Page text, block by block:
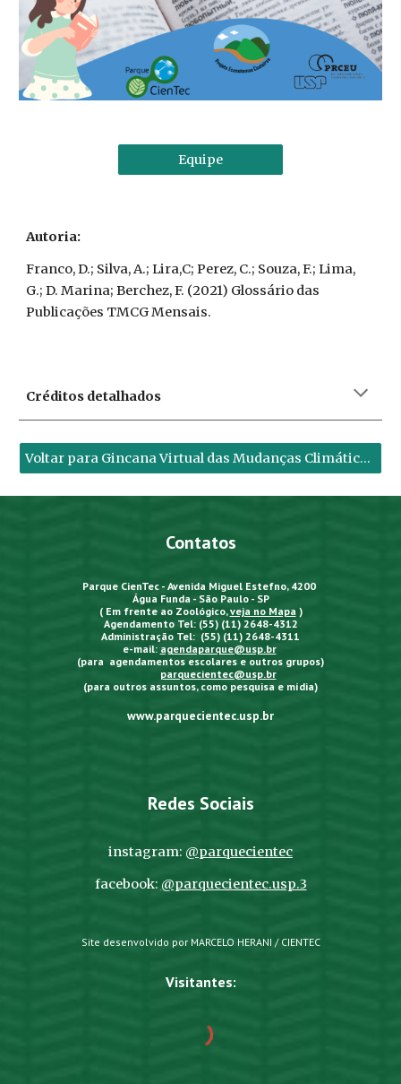
Equipe
Autoria:
Franco, D.; Silva, A.; Lira,C; Perez, C.; Souza, F.; Lima,
G.; D. Marina; Berchez, F. (2021) Glossário das
Publicações TMCG Mensais.
Créditos detalhados
Voltar para Gincana Virtual das Mudanças Climáticas Globais
Contatos
Parque CienTec - Avenida Miguel Estefno, 4200
Água Funda - São Paulo - SP
( Em frente ao Zoológico,veja no Mapa )
Agendamento Tel: (55) (11) 2648-4312
Administração Tel: (55) (11) 2648-4311
e-mail: agendaparque@usp.br
(para agendamentos escolares e outros grupos)
parquecientec@usp.br
(para outros assuntos, como pesquisa e mídia)
www.parquecientec.usp.br
Redes Sociais
instagram: @parquecientec
facebook: @parquecientec.usp.3
Site desenvolvido por MARCELO HERANI / CIENTEC
Visitantes: